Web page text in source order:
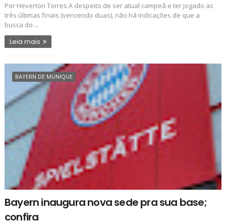
Por Heverton Torres A despeito de ser atual campeã e ter jogado as
três últimas finais (vencendo duas), não há indicações de que a
busca do ...
Leia mais
BAYERN DE MUNIQUE
Bayern inaugura nova sede pra sua base;
confira